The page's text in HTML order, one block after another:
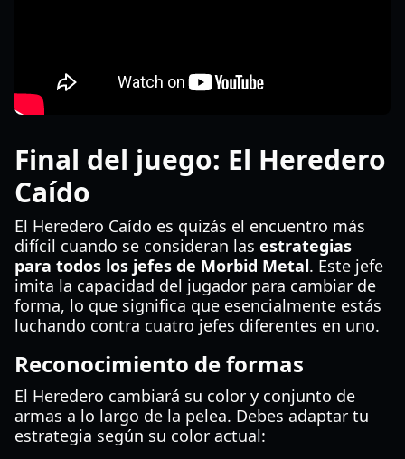
Final del juego: El Heredero
Caído
El Heredero Caído es quizás el encuentro más
difícil cuando se consideran las estrategias
para todos los jefes de Morbid Metal. Este jefe
imita la capacidad del jugador para cambiar de
forma, lo que significa que esencialmente estás
luchando contra cuatro jefes diferentes en uno.
Reconocimiento de formas
El Heredero cambiará su color y conjunto de
armas a lo largo de la pelea. Debes adaptar tu
estrategia según su color actual: